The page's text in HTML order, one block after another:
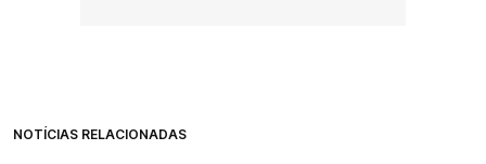
NOTÍCIAS RELACIONADAS